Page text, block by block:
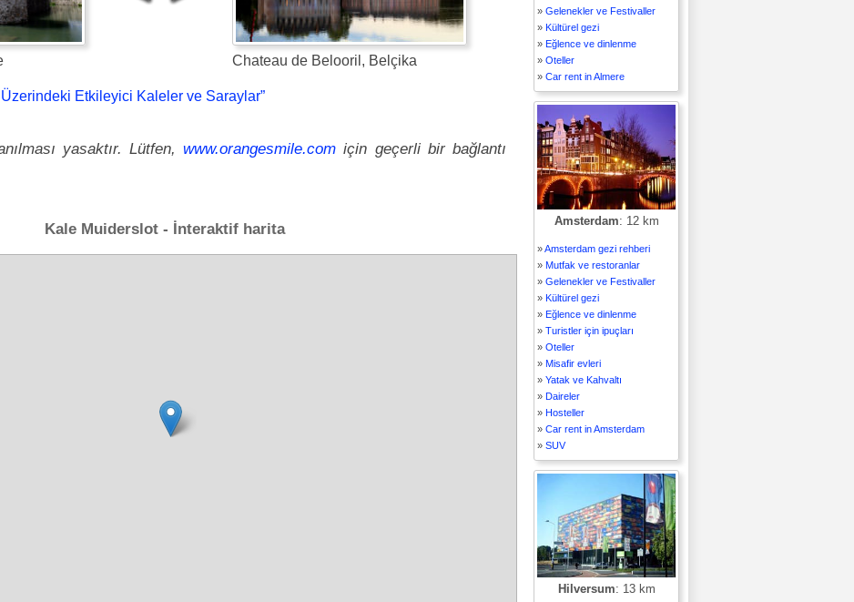
Chateau de Belooril, Belçika
Üzerindeki Etkileyici Kaleler ve Saraylar”
yasaktır. Lütfen,www.orangesmile.com için geçerli bir bağlantı
Kale Muiderslot - İnteraktif harita
» Gelenekler ve Festivaller
» Kültürel gezi
» Eğlence ve dinlenme
» Oteller
» Car rent in Almere
Amsterdam: 12 km
»Amsterdam gezi rehberi
» Mutfak ve restoranlar
» Gelenekler ve Festivaller
» Kültürel gezi
» Eğlence ve dinlenme
» Turistler için ipuçları
» Oteller
» Misafir evleri
» Yatak ve Kahvaltı
» Daireler
» Hosteller
» Car rent in Amsterdam
» SUV
Hilversum: 13 km